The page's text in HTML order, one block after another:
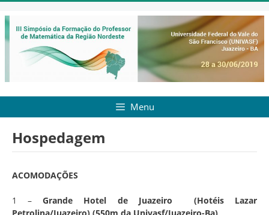
Pular
para
conteúdo
Menu
Hospedagem
ACOMODAÇÕES
1 –Grande Hotel de Juazeiro (Hotéis Lazar